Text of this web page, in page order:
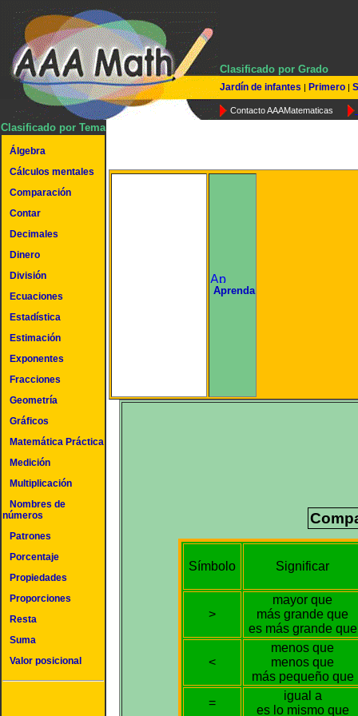
Clasificado por Grado
Jardín de infantes | Primero |
Contacto AAAMatematicas
Clasificado por Tema
Álgebra
Cálculos mentales
Comparación
Contar
Decimales
Dinero
División
Ecuaciones
Estadística
Estimación
Exponentes
Fracciones
Geometría
Gráficos
Matemática Práctica
Medición
Multiplicación
Nombres de
números
Patrones
Porcentaje
Propiedades
Proporciones
Resta
Suma
Valor posicional
Aprenda
Símbolo Significar
>
mayor que
más grande que
es más grande que
<
menos que
menos que
más pequeño que
=
igual a
es lo mismo que